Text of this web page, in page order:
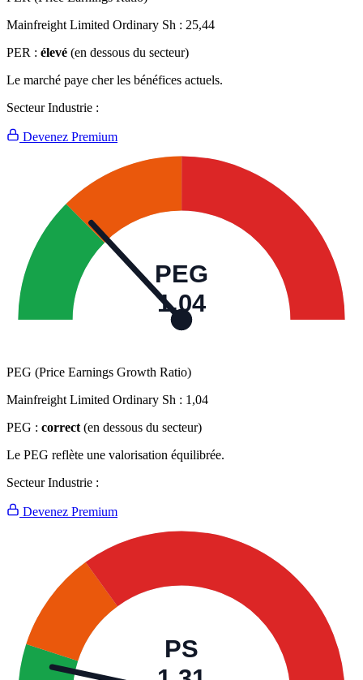
Mainfreight Limited Ordinary Sh : 25,44
PER : élevé (en dessous du secteur)
Le marché paye cher les bénéfices actuels.
Secteur Industrie :
Devenez Premium
PEG
1,04
PEG (Price Earnings Growth Ratio)
Mainfreight Limited Ordinary Sh : 1,04
PEG : correct (en dessous du secteur)
Le PEG reflète une valorisation équilibrée.
Secteur Industrie :
Devenez Premium
PS